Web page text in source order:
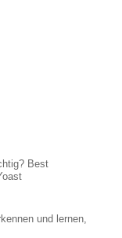
Best
und lernen,